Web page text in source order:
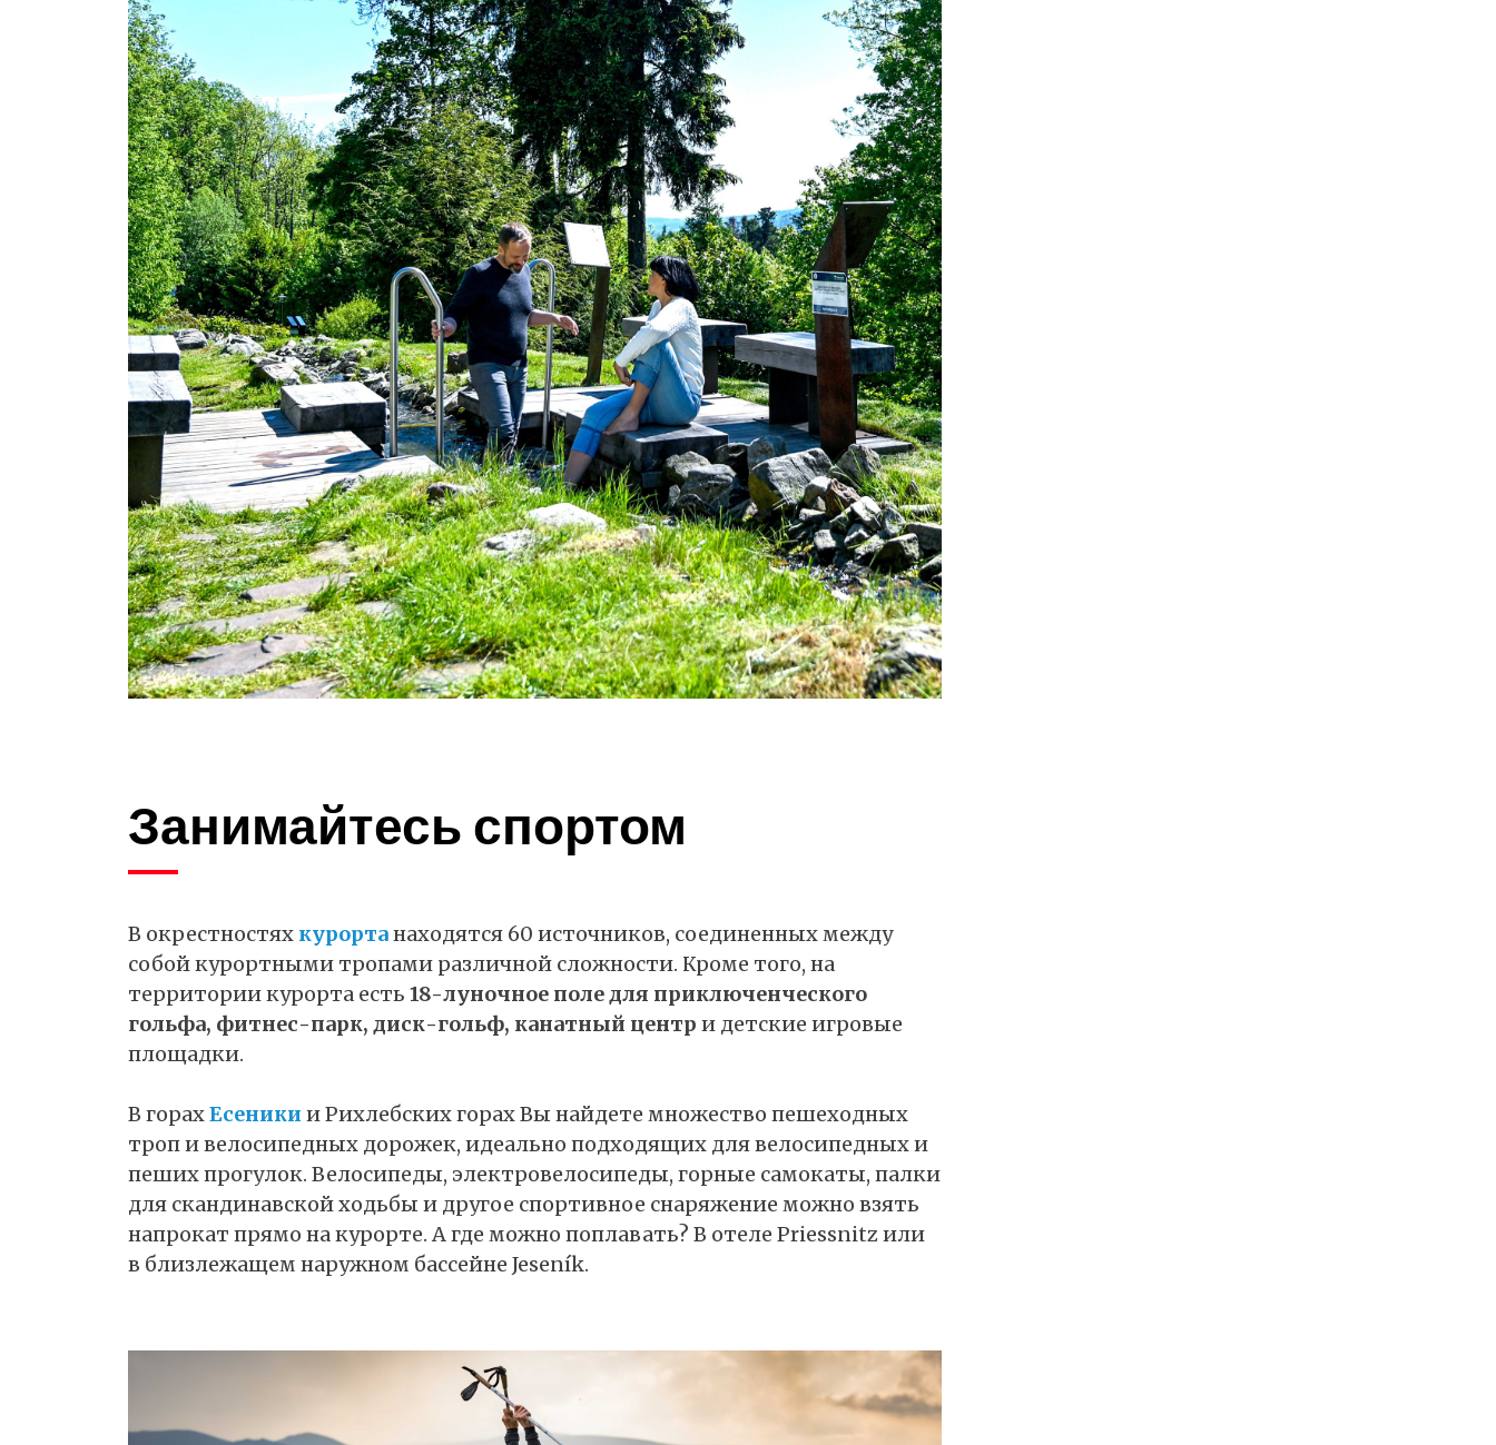
Занимайтесь спортом
В окрестностях курортанаходятся 60 источников, соединенных между
собой курортными тропами различной сложности. Кроме того, на
территории курорта есть 18-луночное поле для приключенческого
гольфа, фитнес-парк, диск-гольф, канатный центр и детские игровые
площадки.
В горахЕсеники и Рихлебских горах Вы найдете множество пешеходных
троп и велосипедных дорожек, идеально подходящих для велосипедных и
пеших прогулок. Велосипеды, электровелосипеды, горные самокаты, палки
для скандинавской ходьбы и другое спортивное снаряжение можно взять
напрокат прямо на курорте. А где можно поплавать? В отеле Priessnitz или
в близлежащем наружном бассейне Jeseník.